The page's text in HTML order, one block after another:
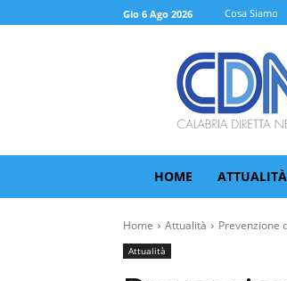
Gio 6 Ago 2026 Cosa Siamo
HOME ATTUALITÀ
Home Attualità Prevenzione
Attualità